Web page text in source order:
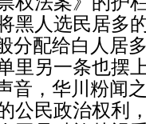
黑人选民居多
分配给白人居
另一条也摆
音，华川粉闻
公民政治权利